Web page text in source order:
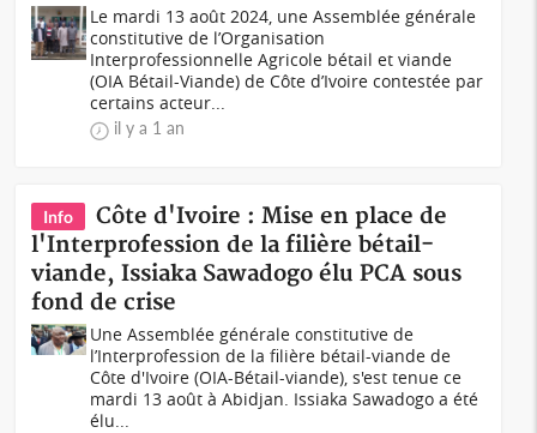
Le mardi 13 août 2024, une Assemblée générale
constitutive de l’Organisation
Interprofessionnelle Agricole bétail et viande
(OIA Bétail-Viande) de Côte d’Ivoire contestée par
certains acteur...
il y a 1 an
Info
Côte d'Ivoire : Mise en place de
l'Interprofession de la filière bétail-
viande, Issiaka Sawadogo élu PCA sous
fond de crise
Une Assemblée générale constitutive de
l’Interprofession de la filière bétail-viande de
Côte d'Ivoire (OIA-Bétail-viande), s'est tenue ce
mardi 13 août à Abidjan. Issiaka Sawadogo a été
élu...